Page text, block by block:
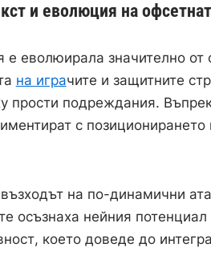
и еволюция на
еволюирала значително
на играчите и защитните
прости подреждания.
с
на по-динамични
осъзнаха нейния
което доведе до